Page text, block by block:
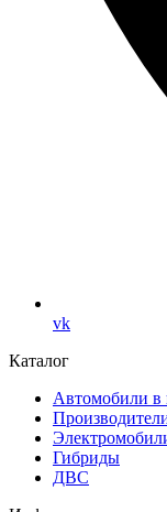
vk
Каталог
Автомобили в
Гибриды
ДВС